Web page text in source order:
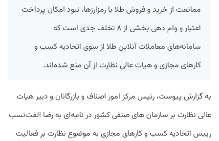
ممانعت از خرید و فروش طلا با رمزارزها، نبود امکان پرداخت
اعتبار و وام دهی بخشی از ۸ تخلف جدی است که
سامانه‌های معاملات آنلاین طلا از سوی اتحادیه کسب و
کارهای مجازی و هیات عالی نظارت از آن منع شده‌اند.
به گزارش پیوست، رئیس مرکز امور اصناف و بازرگانان و دبیر هیات
عالی نظارت بر سازمان های صنفی کشور در نامه‌ای به رضا الفت‌نسب
رییس اتحادیه کسب و کارهای مجازی به موضوع نظارت بر فعالیت